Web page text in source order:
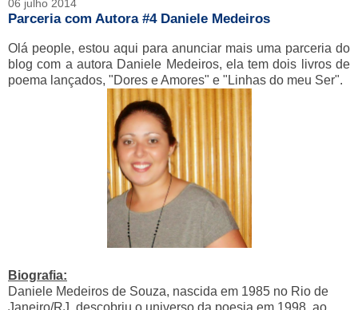
06 julho 2014
Parceria com Autora #4 Daniele Medeiros
Olá people, estou aqui para anunciar mais uma parceria do
blog com a autora Daniele Medeiros, ela tem dois livros de
poema lançados, "Dores e Amores" e "Linhas do meu Ser".
Biografia:
Daniele Medeiros de Souza, nascida em 1985 no Rio de
Janeiro/RJ, descobriu o universo da poesia em 1998, ao